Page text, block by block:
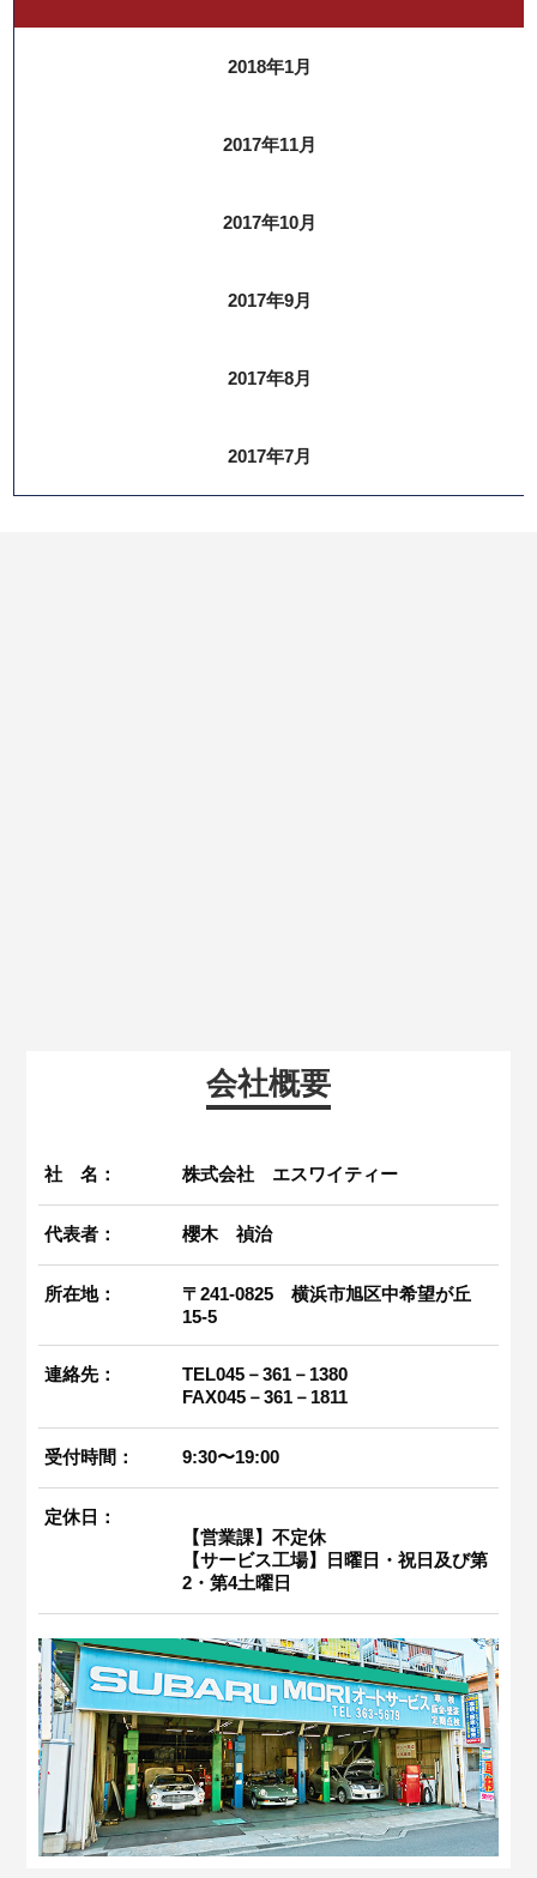
2018年1月
2017年11月
2017年10月
2017年9月
2017年8月
2017年7月
会社概要
社 名： 株式会社 エスワイティー
代表者： 櫻木 禎治
所在地：
〒241-0825 横浜市旭区中希望が丘
15-5
連絡先：
TEL045－361－1380
FAX045－361－1811
受付時間： 9:30〜19:00
定休日：
【営業課】不定休
【サービス工場】日曜日・祝日及び第
2・第4土曜日